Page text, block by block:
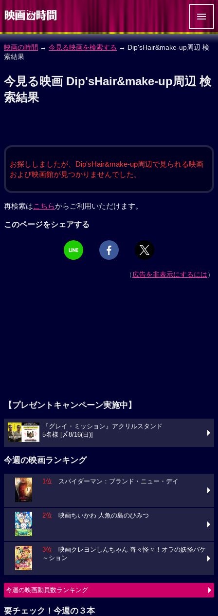
映画の時間 → 今見る映画を検索する → Dip'sHair&make‐up周辺 検
索結果
今見る映画 Dip'sHair&make‐up周辺 検
索結果
お探ししましたが、Dip'sHair&make‐up周辺で見られる映画
および映画館が見つかりませんでした。
再検索はこちらからご利用いただけます。
このページをシェアする
（広告を非表示にするには）
【プレゼントキャンペーン実施中】
『グレイ・ミッション』アクリルスタンド
5名様 [〆8/16(日)]
今週の映画ランキング
1位 スパイダーマン：ブランド・ニュー・デイ
2位 映画ちいかわ 人魚の島のひみつ
3位 映画クレヨンしんちゃん 奇々怪々！オラの妖怪バケ
～ション
今週の映画動員数ランキング
要チェック！今週の３本